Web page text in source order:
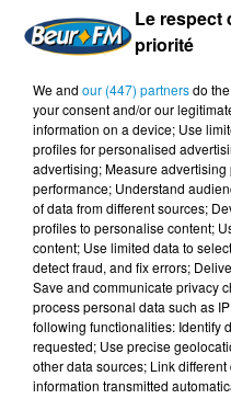
5 août 2026
Visas
Maroc
4 août 2026
152
mensuel
Le respect
priorité
We and our (447) partnersdo
your consent and/or our
information on a device; Use
profiles for personalised
advertising; Measure
performance; Understand
of data from different sources;
profiles to personalise content;
content; Use limited data to
detect fraud, and fix errors;
Save and communicate privacy
process personal data such as
following functionalities: Identify
requested; Use precise
other data sources; Link
information transmitted